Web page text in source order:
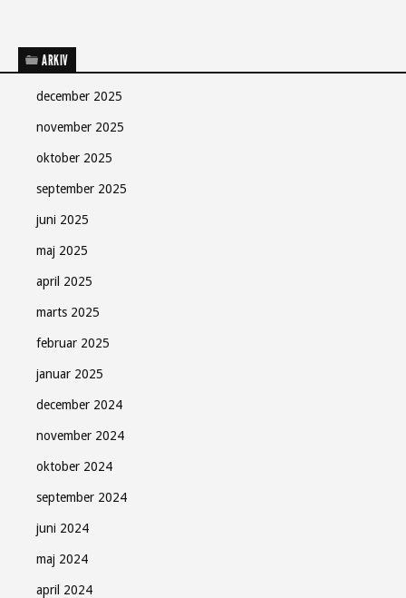
ARKIV
december 2025
november 2025
oktober 2025
september 2025
juni 2025
maj 2025
april 2025
marts 2025
februar 2025
januar 2025
december 2024
november 2024
oktober 2024
september 2024
juni 2024
maj 2024
april 2024